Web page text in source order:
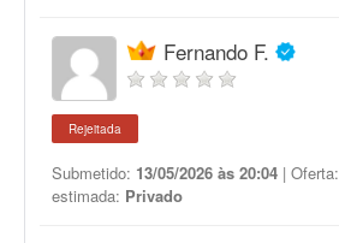
Fernando F.
Rejeitada
Submetido: 13/05/2026 às 20:04 | Oferta:
estimada: Privado